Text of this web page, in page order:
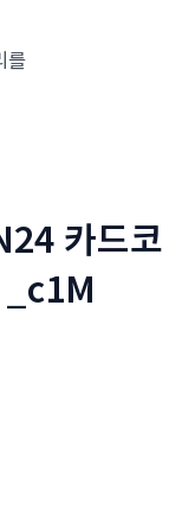
를
카드코